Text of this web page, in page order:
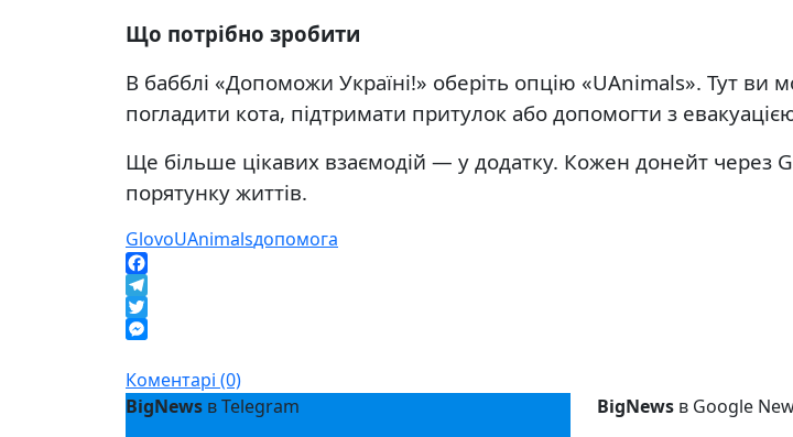
Що потрібно зробити
В бабблі «Допоможи Україні!» оберіть опцію «UAnimals». Тут ви
погладити кота, підтримати притулок або допомогти з
Ще більше цікавих взаємодій — у додатку. Кожен донейт через
порятунку життів.
GlovoUAnimalsдопомога
Facebook
Telegram
Twitter
Коментарі (0)
BigNews в Telegram
BigNewsв Google